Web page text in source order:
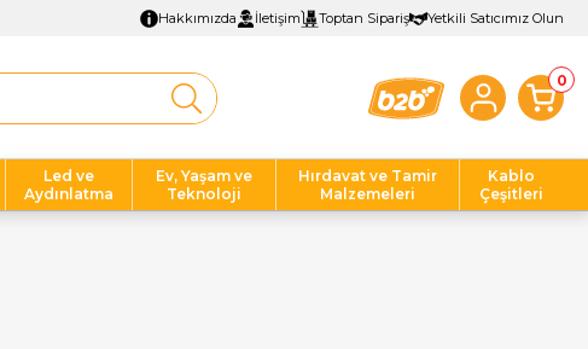
Hakkımızda İletişim Toptan Sipariş Yetkili Satıcımız Olun
0
Led ve
Aydınlatma
Ev, Yaşam ve
Teknoloji
Hırdavat ve Tamir
Malzemeleri
Kablo
Çeşitleri